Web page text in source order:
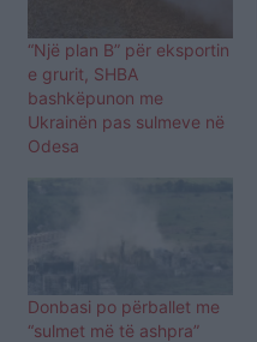
“Një plan B” për eksportin
e grurit, SHBA
bashkëpunon me
Ukrainën pas sulmeve në
Odesa
Donbasi po përballet me
“sulmet më të ashpra”